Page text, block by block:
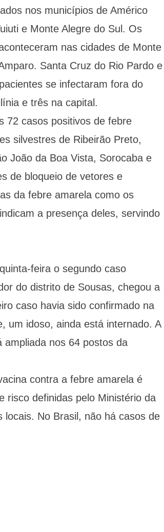
nos municípios de Américo
e Monte Alegre do Sul. Os
nas cidades de Monte
Santa Cruz do Rio Pardo e
se infectaram fora do
e três na capital.
casos positivos de febre
silvestres de Ribeirão Preto,
João da Boa Vista, Sorocaba e
de bloqueio de vetores e
da febre amarela como os
a presença deles, servindo
feira o segundo caso
do distrito de Sousas, chegou a
caso havia sido confirmado na
um idoso, ainda está internado. A
ampliada nos 64 postos da
contra a febre amarela é
risco definidas pelo Ministério da
locais. No Brasil, não há casos de